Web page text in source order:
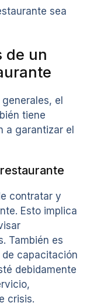
sea
de un
el
tiene
a garantizar el
contratar y
Esto implica
También es
capacitación
debidamente
crisis.